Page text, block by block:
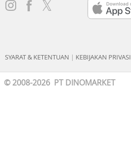
SYARAT & KETENTUAN | KEBIJAKAN PRIVASI
© 2008-2026 PT DINOMARKET